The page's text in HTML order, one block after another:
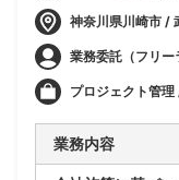
神奈川県川崎市 /
業務委託（フリー
プロジェクト管
業務内容